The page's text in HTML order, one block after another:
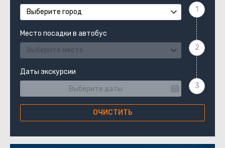
Выберите город
Место посадки в автобус
Выберите место
Даты экскурсии
ОЧИСТИТЬ